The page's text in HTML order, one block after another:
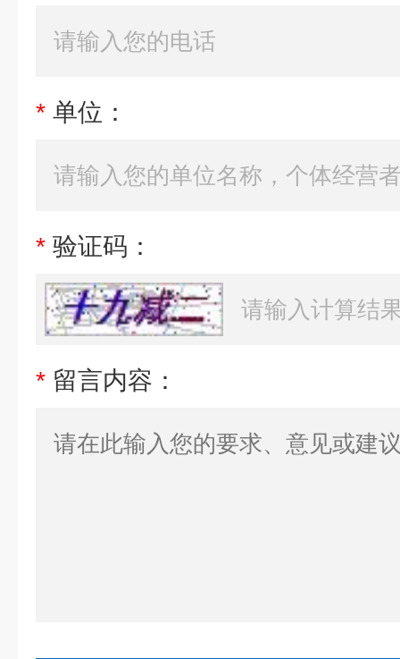
* 单位：
* 验证码：
* 留言内容：